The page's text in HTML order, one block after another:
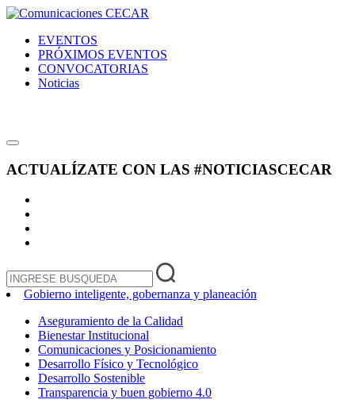
EVENTOS
PRÓXIMOS EVENTOS
CONVOCATORIAS
Noticias
ACTUALÍZATE CON LAS #NOTICIASCECAR
Gobierno inteligente, gobernanza y planeación
Aseguramiento de la Calidad
Bienestar Institucional
Comunicaciones y Posicionamiento
Desarrollo Físico y Tecnológico
Desarrollo Sostenible
Transparencia y buen gobierno 4.0